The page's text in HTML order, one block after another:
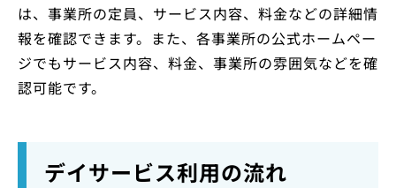
は、事業所の定員、サービス内容、料金などの詳細情
報を確認できます。また、各事業所の公式ホームペー
ジでもサービス内容、料金、事業所の雰囲気などを確
認可能です。
デイサービス利用の流れ